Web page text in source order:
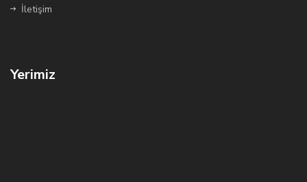
İletişim
Yerimiz